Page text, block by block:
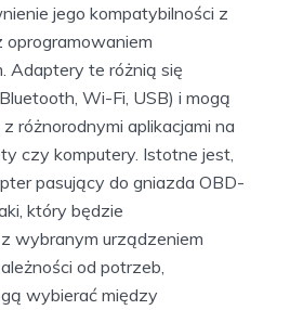
jego kompatybilności z
oprogramowaniem
Adaptery te różnią się
Wi-Fi, USB) i mogą
różnorodnymi aplikacjami na
czy komputery. Istotne jest,
pasujący do gniazda OBD-
który będzie
wybranym urządzeniem
od potrzeb,
wybierać między